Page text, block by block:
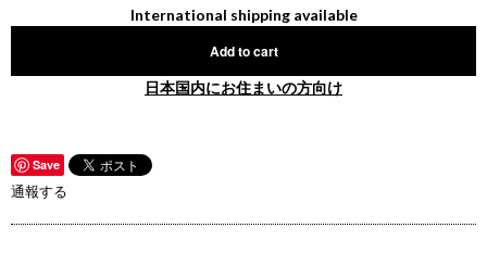
International shipping available
Add to cart
日本国内にお住まいの方向け
Save
通報する